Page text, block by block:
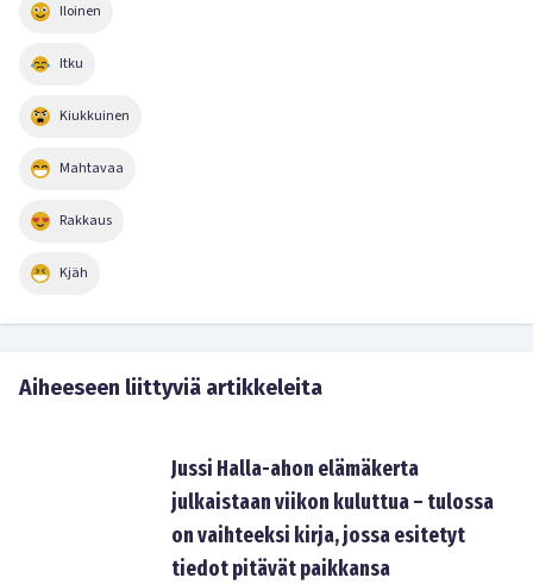
Iloinen
Itku
Kiukkuinen
Mahtavaa
Rakkaus
Kjäh
Aiheeseen liittyviä artikkeleita
Jussi Halla-ahon elämäkerta
julkaistaan viikon kuluttua – tulossa
on vaihteeksi kirja, jossa esitetyt
tiedot pitävät paikkansa